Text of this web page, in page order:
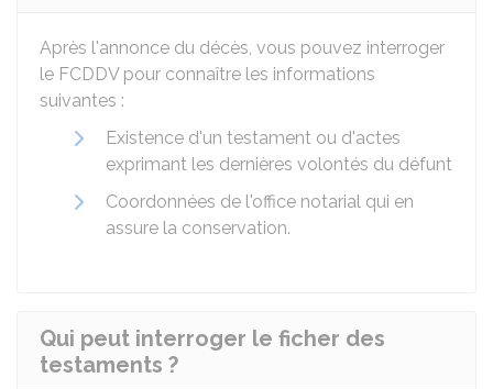
Après l'annonce du décès, vous pouvez interroger
le FCDDV pour connaître les informations
suivantes :
Existence d'un testament ou d'actes
exprimant les dernières volontés du défunt
Coordonnées de l'office notarial qui en
assure la conservation.
Qui peut interroger le ficher des
testaments ?